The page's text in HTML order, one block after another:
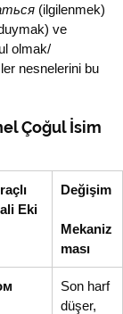
(ilgilenmek)
ve
olmak/
nesnelerini bu
Çoğul İsim
Eki
Değişim
Mekaniz
ması
Son harf
düşer,